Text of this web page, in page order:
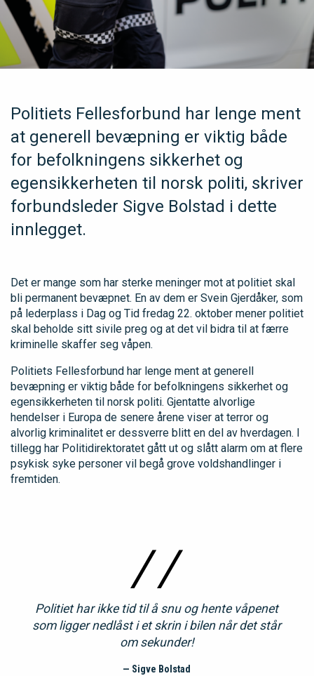
Politiets Fellesforbund har lenge ment
at generell bevæpning er viktig både
for befolkningens sikkerhet og
egensikkerheten til norsk politi, skriver
forbundsleder Sigve Bolstad i dette
innlegget.
Det er mange som har sterke meninger mot at politiet skal
bli permanent bevæpnet. En av dem er Svein Gjerdåker, som
på lederplass i Dag og Tid fredag 22. oktober mener politiet
skal beholde sitt sivile preg og at det vil bidra til at færre
kriminelle skaffer seg våpen.
Politiets Fellesforbund har lenge ment at generell
bevæpning er viktig både for befolkningens sikkerhet og
egensikkerheten til norsk politi. Gjentatte alvorlige
hendelser i Europa de senere årene viser at terror og
alvorlig kriminalitet er dessverre blitt en del av hverdagen. I
tillegg har Politidirektoratet gått ut og slått alarm om at flere
psykisk syke personer vil begå grove voldshandlinger i
fremtiden.
Politiet har ikke tid til å snu og hente våpenet
som ligger nedlåst i et skrin i bilen når det står
om sekunder!
— Sigve Bolstad